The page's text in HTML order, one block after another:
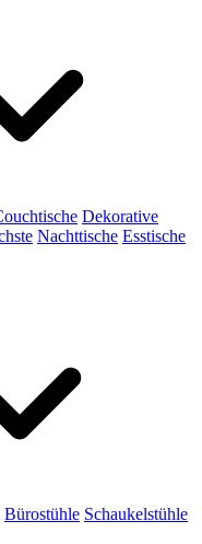
Dekorative
Nachttische Esstische
Bürostühle Schaukelstühle